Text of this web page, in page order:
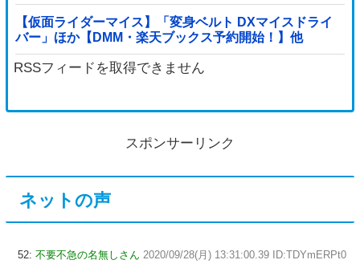
【仮面ライダーマイス】「変身ベルト DXマイスドライ
バー」ほか【DMM・楽天ブックス予約開始！】他
RSSフィードを取得できません
スポンサーリンク
ネットの声
52: 不要不急の名無しさん 2020/09/28(月) 13:31:00.39 ID:TDYmERPt0